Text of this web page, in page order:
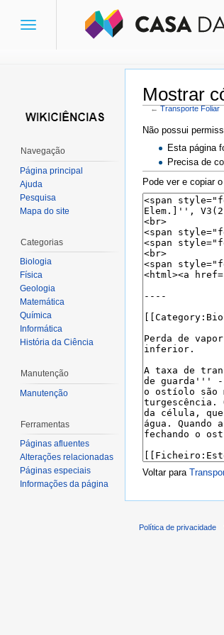
Mostrar
←Transporte Foliar
Não possui
Esta página
Precisa de
Pode ver e copiar
Voltar para
Toggle
Navegação
Página principal
Ajuda
Pesquisa
Mapa do site
Categorias
Biologia
Física
Geologia
Matemática
Química
Informática
História da Ciência
Manutenção
Manutenção
Ferramentas
Páginas afluentes
Alterações relacionadas
Páginas especiais
Informações da página
Política de privacidade